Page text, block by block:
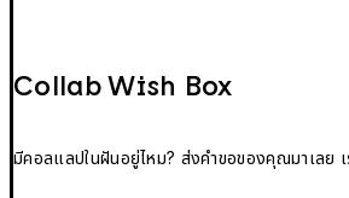
Collab Wish Box
มีคอลแลปในฝันอยู่ไหม? ส่งคำขอของคุณมาเลย